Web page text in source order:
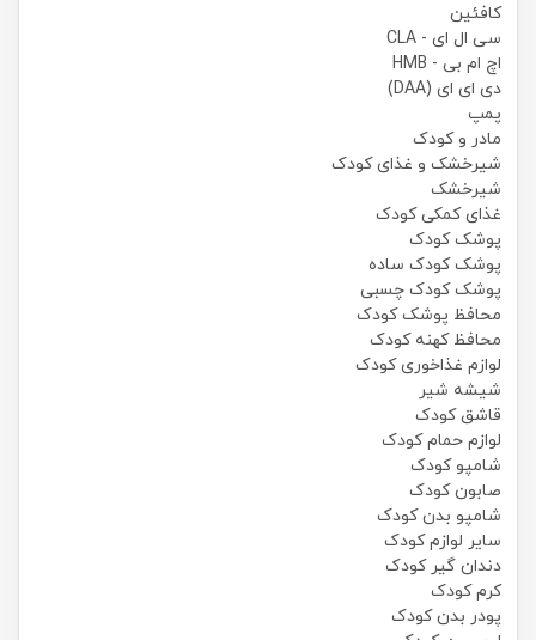
کافئین
سی ال ای - CLA
اچ ام بی - HMB
دی ای ای (DAA)
پمپ
مادر و کودک
شیرخشک و غذای کودک
شیرخشک
غذای کمکی کودک
پوشک کودک
پوشک کودک ساده
پوشک کودک چسبی
محافظ پوشک کودک
محافظ کهنه کودک
لوازم غذاخوری کودک
شیشه شیر
قاشق کودک
لوازم حمام کودک
شامپو کودک
صابون کودک
شامپو بدن کودک
سایر لوازم کودک
دندان گیر کودک
کرم کودک
پودر بدن کودک